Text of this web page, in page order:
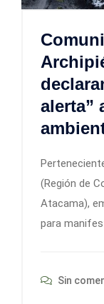
alerta”
(Región de
Atacama),
para
Sin